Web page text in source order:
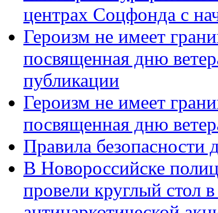
центрах Соцфонда с
Героизм не имеет
посвященная дню
публикации
Героизм не имеет
посвященная дню
Правила безопасности
В Новороссийске
провели круглый стол